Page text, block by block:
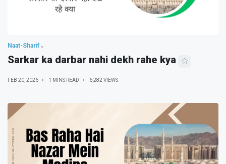
Naat-Sharif
Sarkar ka darbar nahi dekh rahe kya
FEB 20, 2026 1 MINS READ 6,282 VIEWS